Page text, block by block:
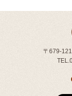
〒679-